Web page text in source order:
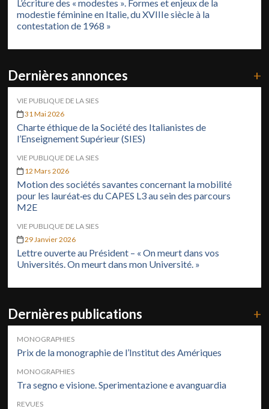
L’écriture des « modestes ». Formes et enjeux de la
modestie féminine en Italie, du XVIIIe siècle à la
contestation de 1968 »
Dernières annonces +
VIE PUBLIQUE DE LA SIES
31 Mai 2026
Charte éthique de la Société des Italianistes de
l’Enseignement Supérieur (SIES)
VIE PUBLIQUE DE LA SIES
12 Mars 2026
Motion des sociétés savantes concernant la mobilité
pour les lauréat·es du CAPES L3 au sein des parcours
M2E
VIE PUBLIQUE DE LA SIES
29 Janvier 2026
Lettre ouverte au Président – « On meurt dans vos
Universités. On meurt dans mon Université. »
Dernières publications +
MONOGRAPHIES
Prix de la monographie de l’Institut des Amériques
MONOGRAPHIES
Tra segno e visione. Sperimentazione e avanguardia
REVUES